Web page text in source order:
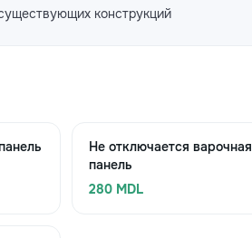
конструкций
Не отключается варочная
панель
280 MDL